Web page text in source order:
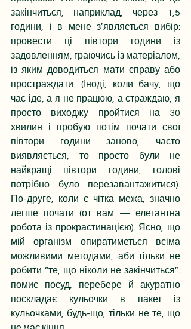
закінчиться, наприклад, через 1,5
години, і в мене зʼявляється вибір:
провести ці півтори години із
задовленням, граючись із матеріалом,
із яким доводиться мати справу або
простраждати. (Іноді, коли бачу, що
час іде, а я не працюю, а страждаю, я
просто виходжу пройтися на 30
хвилин і пробую потім почати свої
півтори години заново, часто
виявляється, то просто були не
найкращі півтори години, голові
потрібно було перезавантажитися).
По-друге, коли є чітка межа, значно
легше почати (от вам — елегантна
робота із прокрастинацією). Ясно, що
мій організм опиратиметься всіма
можливими методами, аби тільки не
робити “те, що ніколи не закінчиться”:
помиє посуд, перебере й акуратно
поскладає кульочки в пакет із
кульочками, будь-що, тільки не те, що